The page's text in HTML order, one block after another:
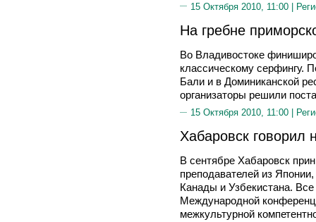
15 Октября 2010, 11:00 |
На гребне
Во Владивостоке
классическому серфингу.
Бали и в Доминиканской
организаторы решили
15 Октября 2010, 11:00 |
Хабаровск говорил
В сентябре Хабаровск
преподавателей из
Канады и Узбекистана.
Международной
межкультурной